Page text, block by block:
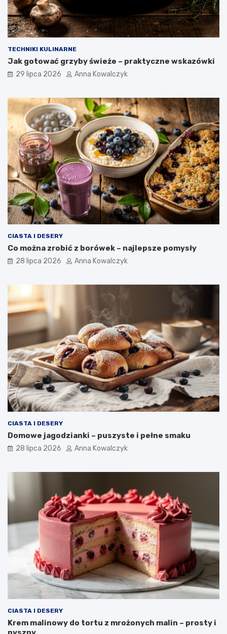
TECHNIKI KULINARNE
Jak gotować grzyby świeże – praktyczne wskazówki
29 lipca 2026 Anna Kowalczyk
CIASTA I DESERY
Co można zrobić z borówek – najlepsze pomysły
28 lipca 2026 Anna Kowalczyk
CIASTA I DESERY
Domowe jagodzianki – puszyste i pełne smaku
28 lipca 2026 Anna Kowalczyk
CIASTA I DESERY
Krem malinowy do tortu z mrożonych malin – prosty i